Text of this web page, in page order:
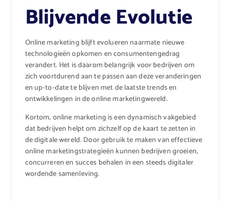
Blijvende Evolutie
Online marketing blijft evolueren naarmate nieuwe
technologieën opkomen en consumentengedrag
verandert. Het is daarom belangrijk voor bedrijven om
zich voortdurend aan te passen aan deze veranderingen
en up-to-date te blijven met de laatste trends en
ontwikkelingen in de online marketingwereld.
Kortom, online marketing is een dynamisch vakgebied
dat bedrijven helpt om zichzelf op de kaart te zetten in
de digitale wereld. Door gebruik te maken van effectieve
online marketingstrategieën kunnen bedrijven groeien,
concurreren en succes behalen in een steeds digitaler
wordende samenleving.